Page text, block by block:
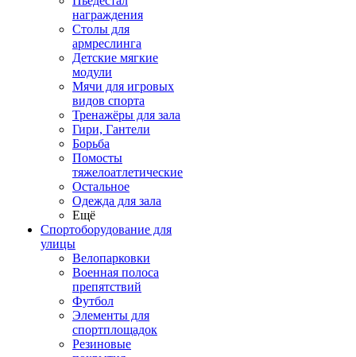
награждения
Столы для
армреслинга
Детские мягкие
модули
Мячи для игровых
видов спорта
Тренажёры для зала
Гири, Гантели
Борьба
Помосты
тяжелоатлетические
Остальное
Одежда для зала
Ещё
Спортоборудование для
улицы
Велопарковки
Военная полоса
препятствий
Футбол
Элементы для
спортплощадок
Резиновые